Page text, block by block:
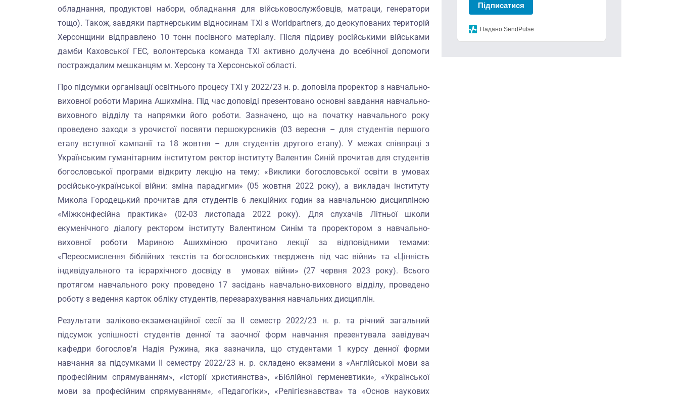
обладнання, продуктові набори, обладнання для військовослужбовців, матраци, генератори
тощо). Також, завдяки партнерським відносинам ТХІ з Worldpartners, до деокупованих територій
Херсонщини відправлено 10 тонн посівного матеріалу. Після підриву російськими військами
дамби Каховської ГЕС, волонтерська команда ТХІ активно долучена до всебічної допомоги
постраждалим мешканцям м. Херсону та Херсонської області.
Про підсумки організації освітнього процесу ТХІ у 2022/23 н. р. доповіла проректор з навчально-
виховної роботи Марина Ашихміна. Під час доповіді презентовано основні завдання навчально-
виховного відділу та напрямки його роботи. Зазначено, що на початку навчального року
проведено заходи з урочистої посвяти першокурсників (03 вересня – для студентів першого
етапу вступної кампанії та 18 жовтня – для студентів другого етапу). У межах співпраці з
Українським гуманітарним інститутом ректор інституту Валентин Синій прочитав для студентів
богословської програми відкриту лекцію на тему: «Виклики богословської освіти в умовах
російсько-української війни: зміна парадигми» (05 жовтня 2022 року), а викладач інституту
Микола Городецький прочитав для студентів 6 лекційних годин за навчальною дисципліною
«Міжконфесійна практика» (02-03 листопада 2022 року). Для слухачів Літньої школи
екуменічного діалогу ректором інституту Валентином Синім та проректором з навчально-
виховної роботи Мариною Ашихміною прочитано лекції за відповідними темами:
«Переосмислення біблійних текстів та богословських тверджень під час війни» та «Цінність
індивідуального та ієрархічного досвіду в умовах війни» (27 червня 2023 року). Всього
протягом навчального року проведено 17 засідань навчально-виховного відділу, проведено
роботу з ведення карток обліку студентів, перезарахування навчальних дисциплін.
Результати заліково-екзаменаційної сесії за ІІ семестр 2022/23 н. р. та річний загальний
підсумок успішності студентів денної та заочної форм навчання презентувала завідувач
кафедри богослов’я Надія Ружина, яка зазначила, що студентами 1 курсу денної форми
навчання за підсумками ІІ семестру 2022/23 н. р. складено екзамени з «Англійської мови за
професійним спрямуванням», «Історії християнства», «Біблійної герменевтики», «Української
мови за професійним спрямуванням», «Педагогіки», «Релігієзнавства» та «Основ наукових
Підписатися
Надано SendPulse